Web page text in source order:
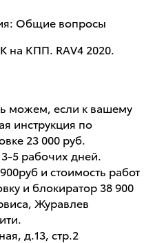
Общие вопросы
на КПП. RAV4 2020.
можем, если к вашему
инструкция по
23 000 руб.
5 рабочих дней.
и стоимость работ
и блокиратор 38 900
Журавлев
д.13, стр.2